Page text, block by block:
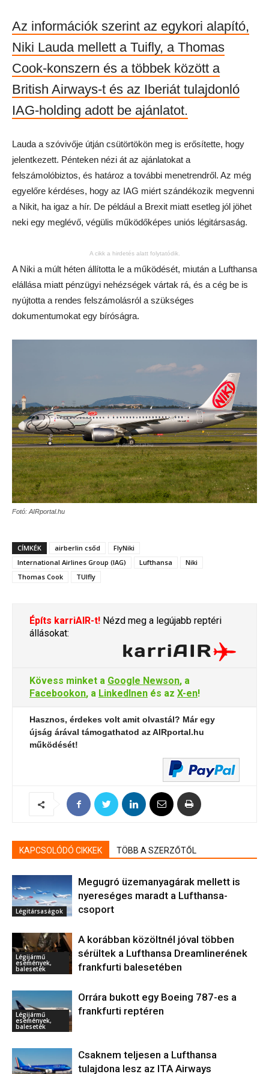
Az információk szerint az egykori alapító,
Niki Lauda mellett a Tuifly, a Thomas
Cook-konszern és a többek között a
British Airways-t és az Iberiát tulajdonló
IAG-holding adott be ajánlatot.
Lauda a szóvivője útján csütörtökön meg is erősítette, hogy
jelentkezett. Pénteken nézi át az ajánlatokat a
felszámolóbiztos, és határoz a további menetrendről. Az még
egyelőre kérdéses, hogy az IAG miért szándékozik megvenni
a Nikit, ha igaz a hír. De például a Brexit miatt esetleg jól jöhet
neki egy meglévő, végülis működőképes uniós légitársaság.
A cikk a hirdetés alatt folytatódik.
A Niki a múlt héten állította le a működését, miután a Lufthansa
elállása miatt pénzügyi nehézségek vártak rá, és a cég be is
nyújtotta a rendes felszámolásról a szükséges
dokumentumokat egy bíróságra.
Fotó: AIRportal.hu
CÍMKÉK airberlin csőd
FlyNiki
International Airlines Group (IAG)
Lufthansa
Niki
Thomas Cook
TUIfly
Építs karriAIR-t! Nézd meg a legújabb reptéri
állásokat:
Kövess minket a Google Newson, a
Facebookon, a LinkedInen és az X-en!
Hasznos, érdekes volt amit olvastál? Már egy
újság árával támogathatod az AIRportal.hu
működését!
KAPCSOLÓDÓ CIKKEK TÖBB A SZERZŐTŐL
Légitársaságok
Megugró üzemanyagárak mellett is
nyereséges maradt a Lufthansa-
csoport
Légijármű
események,
balesetek
A korábban közöltnél jóval többen
sérültek a Lufthansa Dreamlinerének
frankfurti balesetében
Légijármű
események,
balesetek
Orrára bukott egy Boeing 787-es a
frankfurti reptéren
Csaknem teljesen a Lufthansa
tulajdona lesz az ITA Airways